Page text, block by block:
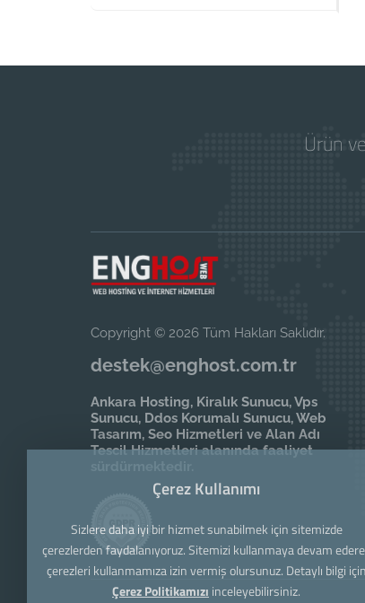
Ürün
Copyright © 2026 Tüm Hakları Saklıdır.
destek@enghost.com.tr
Ankara Hosting, Kiralık Sunucu, Vps
Sunucu, Ddos Korumalı Sunucu, Web
Tasarım, Seo Hizmetleri ve Alan Adı
Tescil Hizmetleri alanında faaliyet
Çerez Kullanımı
Sizlere daha iyi bir hizmet sunabilmek için sitemizde
çerezlerden faydalanıyoruz. Sitemizi kullanmaya devam
çerezleri kullanmamıza izin vermiş olursunuz. Detaylı bilgi için
Çerez Politikamızı inceleyebilirsiniz.